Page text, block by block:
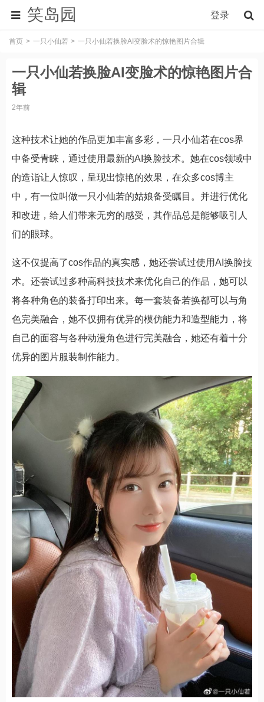
笑岛园 登录
首页 一只小仙若 一只小仙若换脸AI变脸术的惊艳图片合辑
一只小仙若换脸AI变脸术的惊艳图片合
辑
2年前
这种技术让她的作品更加丰富多彩，一只小仙若在cos界
中备受青睐，通过使用最新的AI换脸技术。她在cos领域中
的造诣让人惊叹，呈现出惊艳的效果，在众多cos博主
中，有一位叫做一只小仙若的姑娘备受瞩目。并进行优化
和改进，给人们带来无穷的感受，其作品总是能够吸引人
们的眼球。
这不仅提高了cos作品的真实感，她还尝试过使用AI换脸技
术。还尝试过多种高科技技术来优化自己的作品，她可以
将各种角色的装备打印出来。每一套装备若换都可以与角
色完美融合，她不仅拥有优异的模仿能力和造型能力，将
自己的面容与各种动漫角色进行完美融合，她还有着十分
优异的图片服装制作能力。